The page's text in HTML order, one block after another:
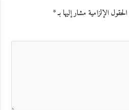
الحقول الإلزامية مشار إليها بـ*